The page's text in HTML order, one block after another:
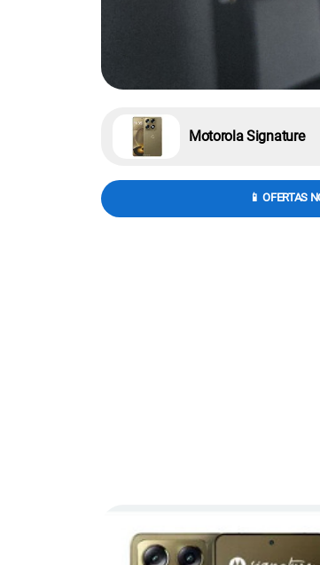
Motorola Signature
📱 OFERTAS